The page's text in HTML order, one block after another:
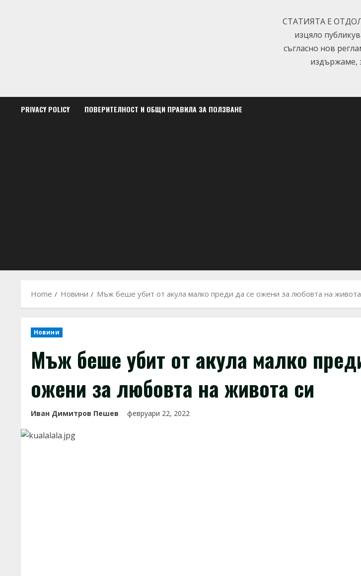
СТАТИЯТА Е
изцяло
съгласно нов
издържаме,
PRIVACY POLICY ПОВЕРИТЕЛНОСТ И ОБЩИ ПРАВИЛА ЗА ПОЛЗВАНЕ
Home Новини Мъж беше убит от акула малко преди да се ожени за любовта на
Новини
Мъж беше убит от акула малко
ожени за любовта на живота си
Иван Димитров Пешев февруари 22, 2022